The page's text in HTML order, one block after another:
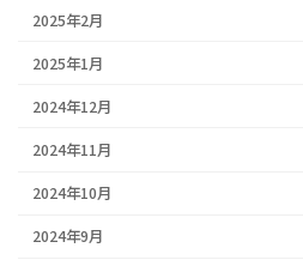
2025年2月
2025年1月
2024年12月
2024年11月
2024年10月
2024年9月